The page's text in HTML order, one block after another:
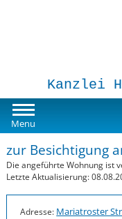
Kanzlei
Menu
Susi-
Impressum
zur Besichtigung
Die angeführte Wohnung ist
Letzte Aktualisierung:
Adresse: Mariatroster